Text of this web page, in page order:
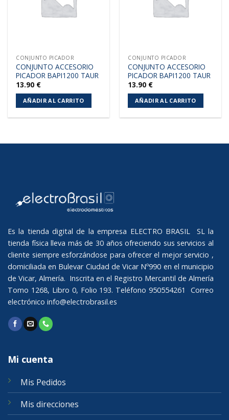
CONJUNTO PICADOR
CONJUNTO ACCESORIO
PICADOR BAPI1200 TAUR
13.90 €
AÑADIR AL CARRITO
CONJUNTO PICADOR
CONJUNTO ACCESORIO
PICADOR BAPI1200 TAUR
13.90 €
AÑADIR AL CARRITO
Es la tienda digital de la empresa ELECTRO BRASIL SL la
tienda física lleva más de 30 años ofreciendo sus servicios al
cliente siempre esforzándose para ofrecer el mejor servicio ,
domiciliada en Bulevar Ciudad de Vicar Nº990 en el municipio
de Vicar, Almería. Inscrita en el Registro Mercantil de Almería
Tomo 1268, Libro 0, Folio 193. Teléfono 950554261 Correo
electrónico info@electrobrasil.es
Mi cuenta
Mis Pedidos
Mis direcciones